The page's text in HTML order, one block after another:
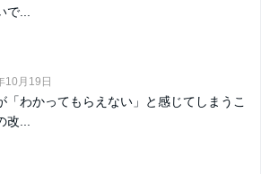
で...
10月19日
「わかってもらえない」と感じてしまうこ
改...